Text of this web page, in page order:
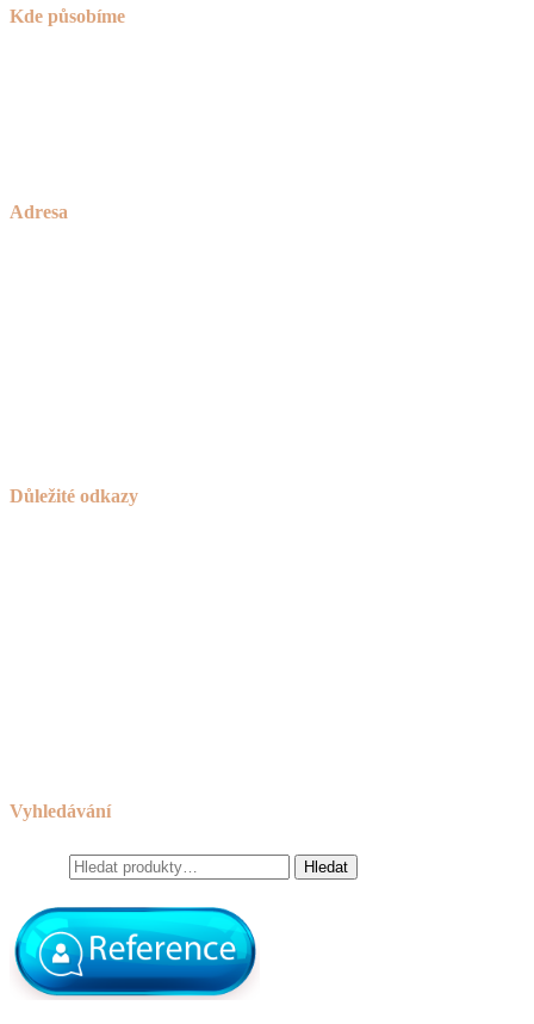
Kde působíme
Adresa
Důležité odkazy
Vyhledávání
Hledat